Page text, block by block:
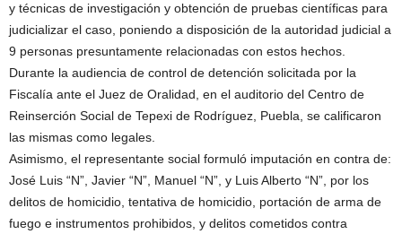
y técnicas de investigación y obtención de pruebas científicas para
judicializar el caso, poniendo a disposición de la autoridad judicial a
9 personas presuntamente relacionadas con estos hechos.
Durante la audiencia de control de detención solicitada por la
Fiscalía ante el Juez de Oralidad, en el auditorio del Centro de
Reinserción Social de Tepexi de Rodríguez, Puebla, se calificaron
las mismas como legales.
Asimismo, el representante social formuló imputación en contra de:
José Luis “N”, Javier “N”, Manuel “N”, y Luis Alberto “N”, por los
delitos de homicidio, tentativa de homicidio, portación de arma de
fuego e instrumentos prohibidos, y delitos cometidos contra